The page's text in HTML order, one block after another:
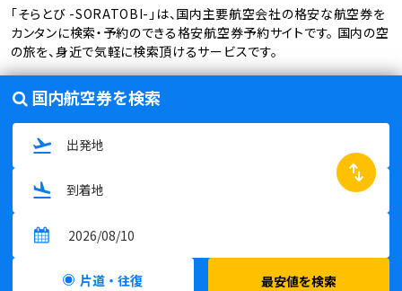
「そらとび -SORATOBI-」は、国内主要航空会社の格安な航空券を
カンタンに検索・予約のできる格安航空券予約サイトです。 国内の空
の旅を、身近で気軽に検索頂けるサービスです。
国内航空券を検索
swap_horiz
片道・往復 最安値を検索